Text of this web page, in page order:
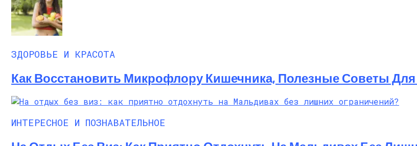
ЗДОРОВЬЕ И КРАСОТА
Как Восстановить Микрофлору Кишечника, Полезные Советы Для
ИНТЕРЕСНОЕ И ПОЗНАВАТЕЛЬНОЕ